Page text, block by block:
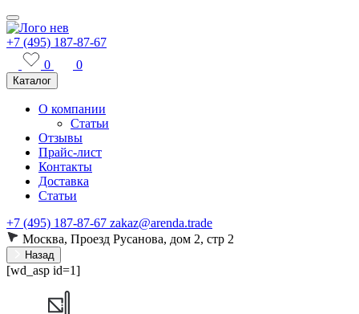
+7 (495) 187-87-67
0
0
Каталог
О компании
Статьи
Отзывы
Прайс-лист
Контакты
Доставка
Статьи
+7 (495) 187-87-67 zakaz@arenda.trade
Москва, Проезд Русанова, дом 2, стр 2
Назад
[wd_asp id=1]